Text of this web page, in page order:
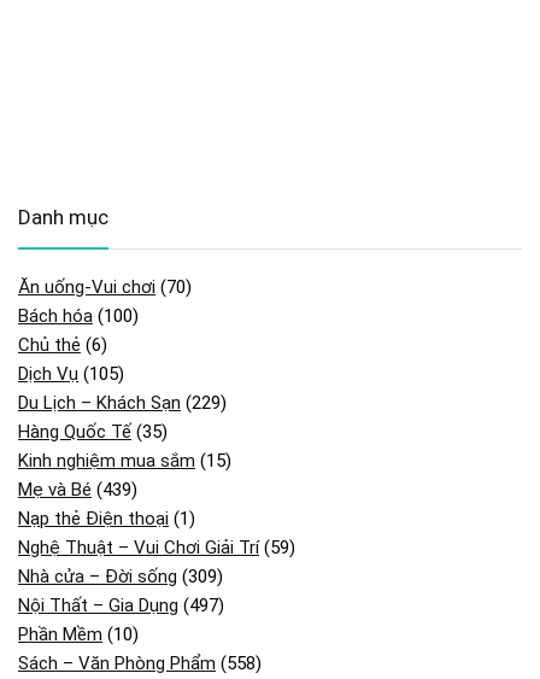
Danh mục
Ăn uống-Vui chơi (70)
Bách hóa (100)
Chủ thẻ (6)
Dịch Vụ (105)
Du Lịch – Khách Sạn (229)
Hàng Quốc Tế (35)
Kinh nghiệm mua sắm (15)
Mẹ và Bé (439)
Nạp thẻ Điện thoại (1)
Nghệ Thuật – Vui Chơi Giải Trí(59)
Nhà cửa – Đời sống (309)
Nội Thất – Gia Dụng (497)
Phần Mềm (10)
Sách – Văn Phòng Phẩm (558)